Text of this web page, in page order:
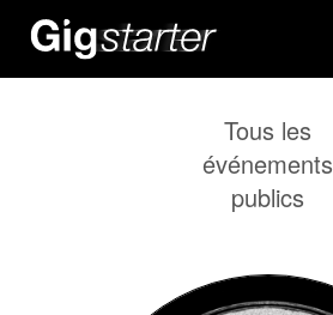
Tous les
événements
publics